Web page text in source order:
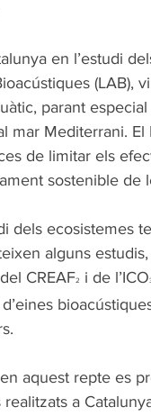
en l’estudi
(LAB),
parant
mar Mediterrani.
de limitar els
sostenible de
dels ecosistemes
alguns
CREAF2 i de l’ICO
aquest repte es
a